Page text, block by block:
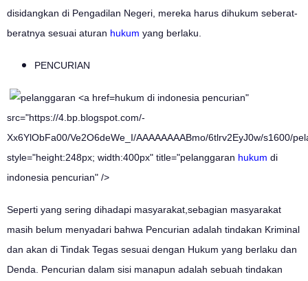
disidangkan di Pengadilan Negeri, mereka harus dihukum seberat-
beratnya sesuai aturan hukum yang berlaku.
PENCURIAN
hukum di indonesia pencurian"
src="https://4.bp.blogspot.com/-
Xx6YlObFa00/Ve2O6deWe_I/AAAAAAAABmo/6tlrv2EyJ0w/s1600/
style="height:248px; width:400px" title="pelanggaran hukum di
indonesia pencurian" />
Seperti yang sering dihadapi masyarakat,sebagian masyarakat
masih belum menyadari bahwa Pencurian adalah tindakan Kriminal
dan akan di Tindak Tegas sesuai dengan Hukum yang berlaku dan
Denda. Pencurian dalam sisi manapun adalah sebuah tindakan